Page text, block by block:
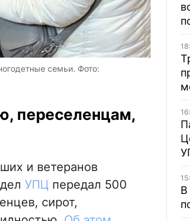
семьи. Фото:
переселенцам,
и ветеранов
УПЦ передал 500
сирот,
В